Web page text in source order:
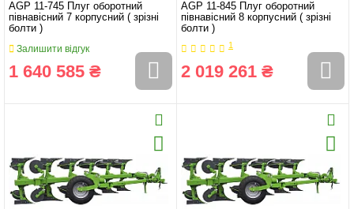
AGP 11-745 Плуг оборотний
півнавісний 7 корпусний ( зрізні
болти )
Залишити відгук
1 640 585 ₴
AGP 11-845 Плуг оборотний
півнавісний 8 корпусний ( зрізні
болти )
1
2 019 261 ₴